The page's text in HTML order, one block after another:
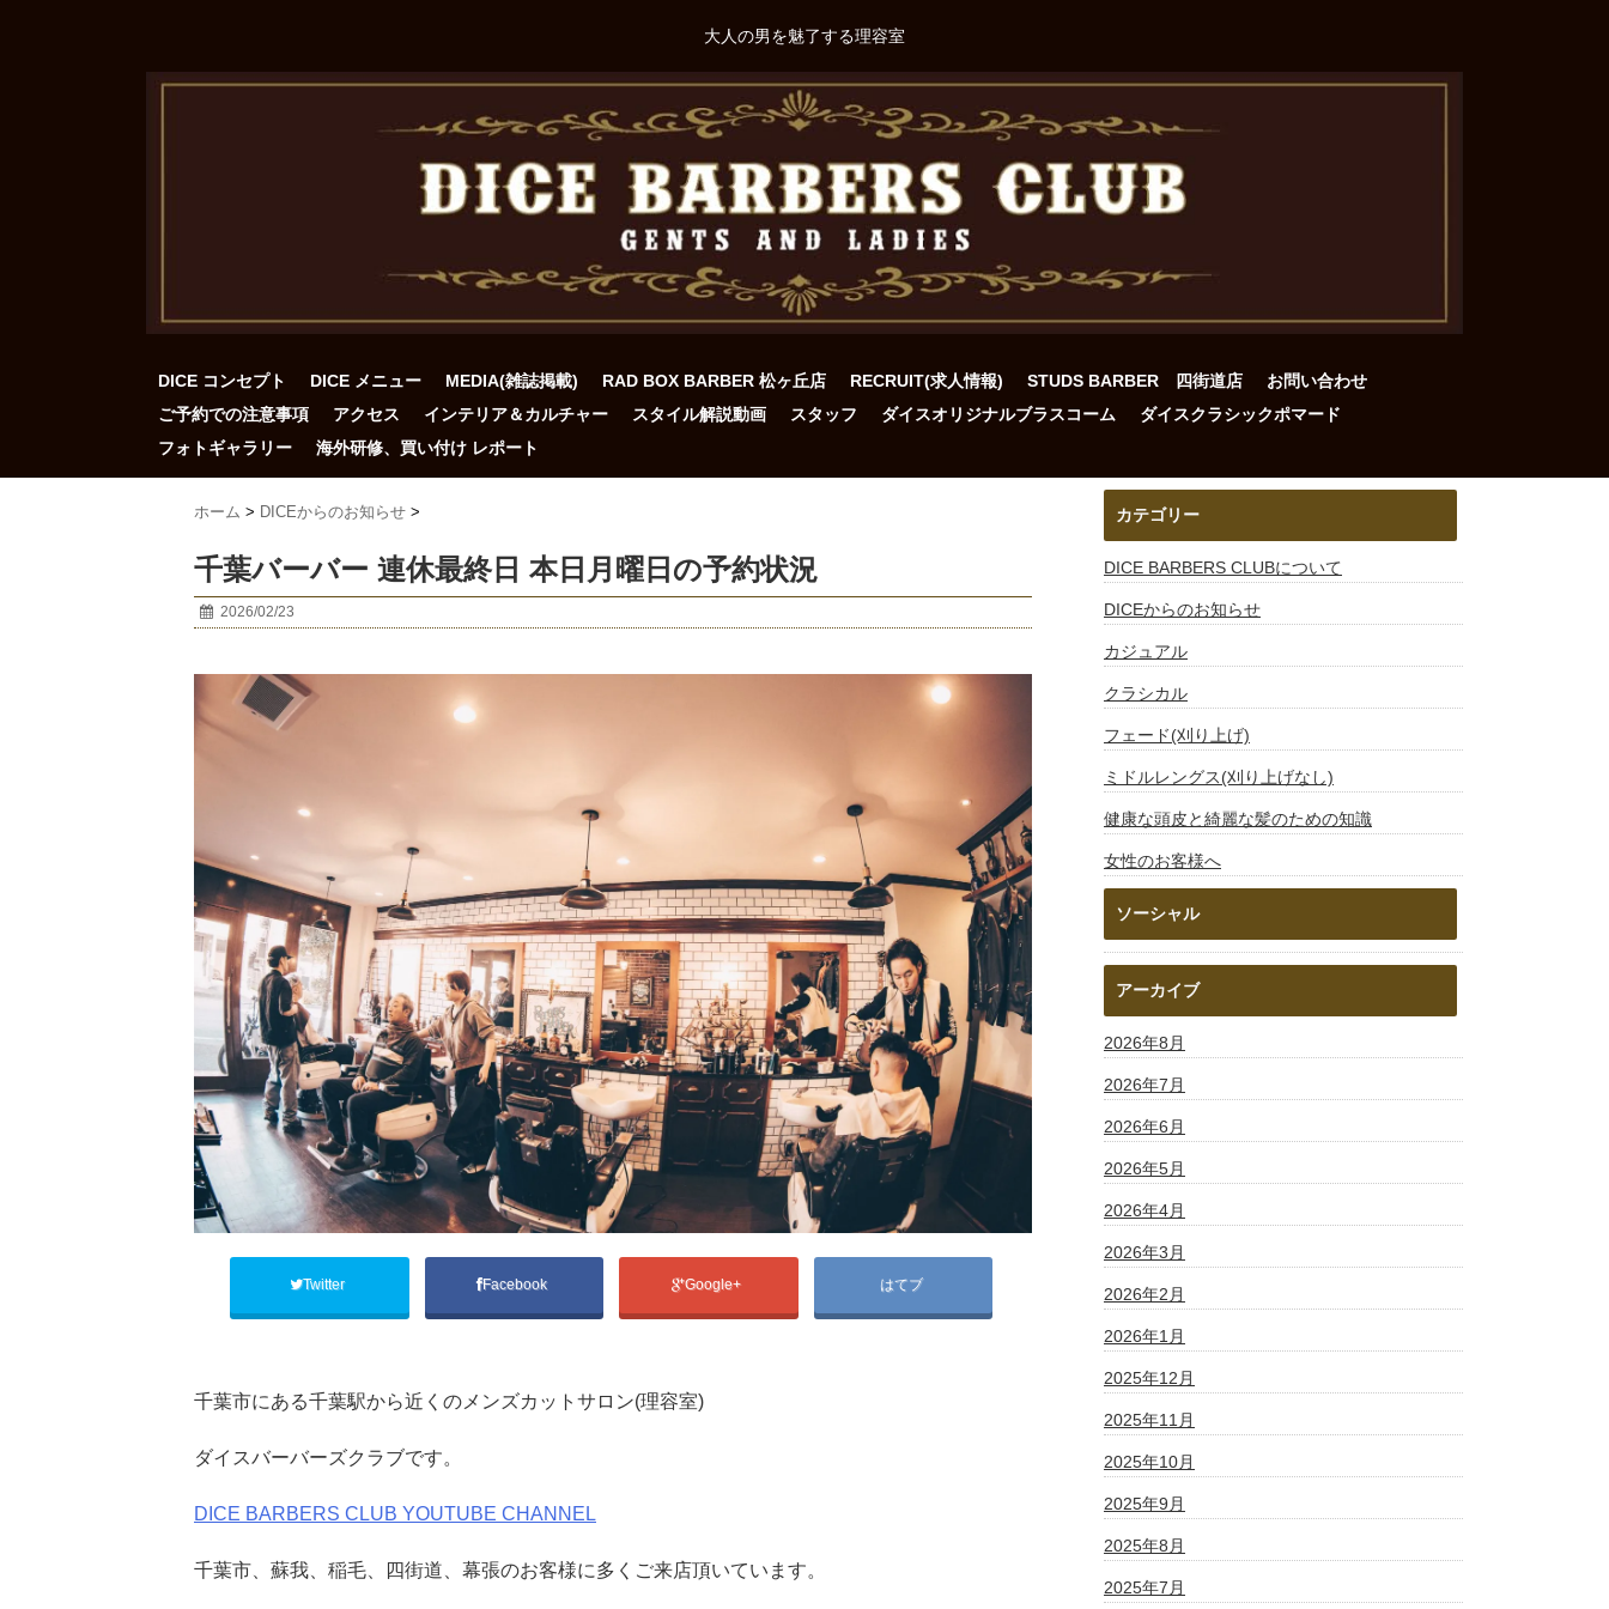
大人の男を魅了する理容室
DICE コンセプト DICE メニュー MEDIA(雑誌掲載) RAD BOX BARBER 松ヶ丘店 RECRUIT(求人情報) STUDS BARBER 四街道店
お問い合わせ
ご予約での注意事項
アクセス インテリア＆カルチャー スタイル解説動画 スタッフ ダイスオリジナルブラスコーム
ダイスクラシックポマード
フォトギャラリー
海外研修、買い付け レポート
ホーム > DICEからのお知らせ >
千葉バーバー 連休最終日 本日月曜日の予約状況
2026/02/23
Twitter Facebook Google+ はてブ
‎千葉市にある千葉駅から近くのメンズカットサロン(理容室)
ダイスバーバーズクラブです。
DICE BARBERS CLUB YOUTUBE CHANNEL
千葉市、蘇我、稲毛、四街道、幕張のお客様に多くご来店頂いています。
カテゴリー
DICE BARBERS CLUBについて
DICEからのお知らせ
カジュアル
クラシカル
フェード(刈り上げ)
ミドルレングス(刈り上げなし)
健康な頭皮と綺麗な髪のための知識
女性のお客様へ
ソーシャル
アーカイブ
2026年8月
2026年7月
2026年6月
2026年5月
2026年4月
2026年3月
2026年2月
2026年1月
2025年12月
2025年11月
2025年10月
2025年9月
2025年8月
2025年7月